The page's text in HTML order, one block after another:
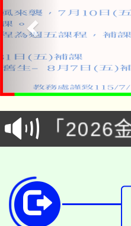
公告本
代理(課
「2026
車」活動
桃園市
生本土
公告本
代理(課)
公告本